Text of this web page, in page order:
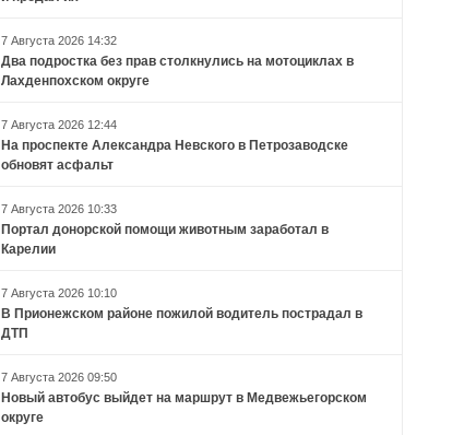
7 Августа 2026 14:32
Два подростка без прав столкнулись на мотоциклах в
Лахденпохском округе
7 Августа 2026 12:44
На проспекте Александра Невского в Петрозаводске
обновят асфальт
7 Августа 2026 10:33
Портал донорской помощи животным заработал в
Карелии
7 Августа 2026 10:10
В Прионежском районе пожилой водитель пострадал в
ДТП
7 Августа 2026 09:50
Новый автобус выйдет на маршрут в Медвежьегорском
округе